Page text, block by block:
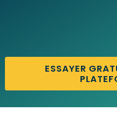
ESSAYER